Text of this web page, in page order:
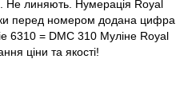
Не линяють. Нумерація Royal
перед номером додана цифра
6310 = DMC 310 Муліне Royal
ціни та якості!